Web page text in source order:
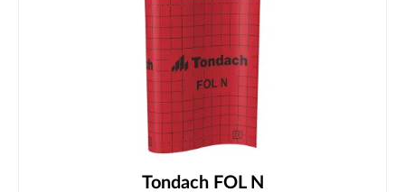
Tondach FOL N